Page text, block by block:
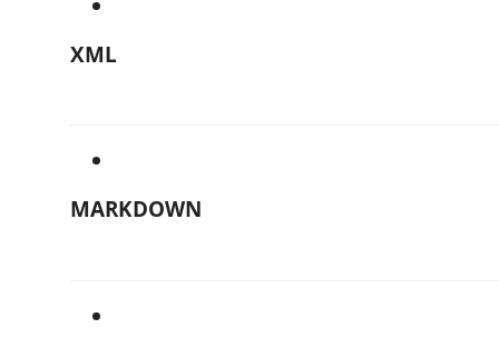
XML
MARKDOWN